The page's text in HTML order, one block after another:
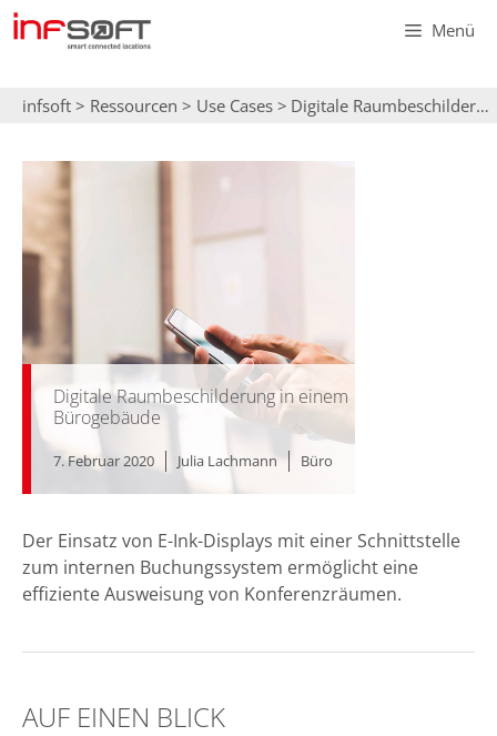
Zum
Inhalt
Menü
infsoft > Ressourcen > Use Cases > Digitale Raumbeschilderung in einem Bürogebäude
Digitale Raumbeschilderung in einem
Bürogebäude
7. Februar 2020 Julia Lachmann Büro
Der Einsatz von E-Ink-Displays mit einer Schnittstelle
zum internen Buchungssystem ermöglicht eine
effiziente Ausweisung von Konferenzräumen.
AUF EINEN BLICK